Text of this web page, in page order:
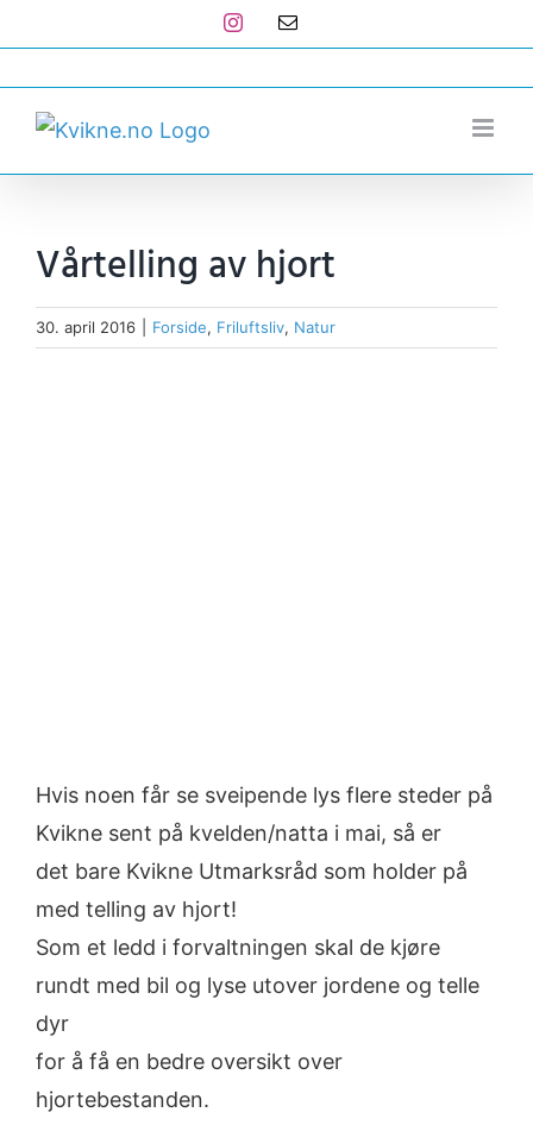
to
content
Instagram
E-
Vårtelling av hjort
30. april 2016 Forside, Friluftsliv, Natur
Hvis noen får se sveipende lys flere steder på
Kvikne sent på kvelden/natta i mai, så er
det bare Kvikne Utmarksråd som holder på
med telling av hjort!
Som et ledd i forvaltningen skal de kjøre
rundt med bil og lyse utover jordene og telle
dyr
for å få en bedre oversikt over
hjortebestanden.